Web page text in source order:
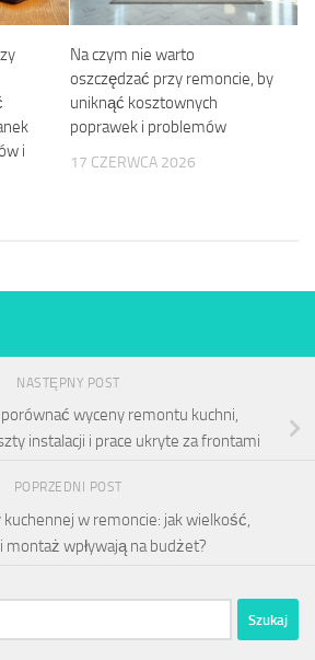
i
Na czym nie warto
oszczędzać przy remoncie, by
uniknąć kosztownych
poprawek i problemów
17 CZERWCA 2026
NASTĘPNY POST
wyceny remontu kuchni,
instalacji i prace ukryte za frontami
POPRZEDNI POST
w remoncie: jak wielkość,
montaż wpływają na budżet?